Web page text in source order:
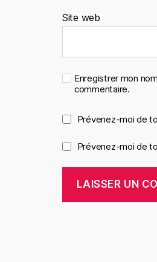
Site web
Enregistrer mon
commentaire.
Prévenez-moi de
Prévenez-moi de